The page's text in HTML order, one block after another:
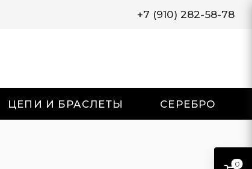
+7 (910) 282-58-78
ЦЕПИ И БРАСЛЕТЫ СЕРЕБРО
0